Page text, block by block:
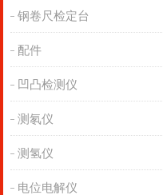
钢卷尺检定台
配件
凹凸检测仪
测氡仪
测氢仪
电位电解仪